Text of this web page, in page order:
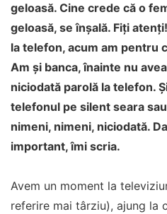
geloasă. Cine crede că o
geloasă, se înșală. Fiți
la telefon, acum am pentru
Am și banca, înainte nu
niciodată parolă la telefon.
telefonul pe silent seara
nimeni, nimeni, niciodată.
important, îmi scria.
Avem un moment la
referire mai târziu), ajung la